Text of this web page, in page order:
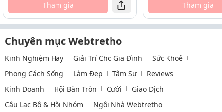
Tham gia Tham gia
Chuyên mục Webtretho
Kinh Nghiệm Hay Giải Trí Cho Gia Đình
Sức Khoẻ
Phong Cách Sống
Làm Đẹp Tâm Sự
Reviews
Kinh Doanh
Hội Bàn Tròn Cưới
Giao Dịch
Câu Lạc Bộ & Hội Nhóm
Ngôi Nhà Webtretho